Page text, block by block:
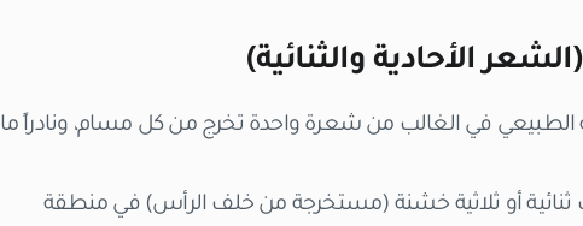
الأحادية والثنائية)
الطبيعي في الغالب من شعرة واحدة تخرج من كل مسام، ونادراً ما
أو ثلاثية خشنة (مستخرجة من خلف الرأس) في منطقة